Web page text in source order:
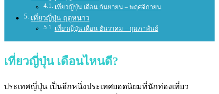
เที่ยวญี่ปุ่น เดือน กันยายน – พฤศจิกายน
เที่ยวญี่ปุ่น ฤดูหนาว
เที่ยวญี่ปุ่น เดือน ธันวาคม – กุมภาพันธ์
เที่ยวญี่ปุ่น เดือนไหนดี?
ประเทศญี่ปุ่น เป็นอีกหนึ่งประเทศยอดนิยมที่นักท่องเที่ยว